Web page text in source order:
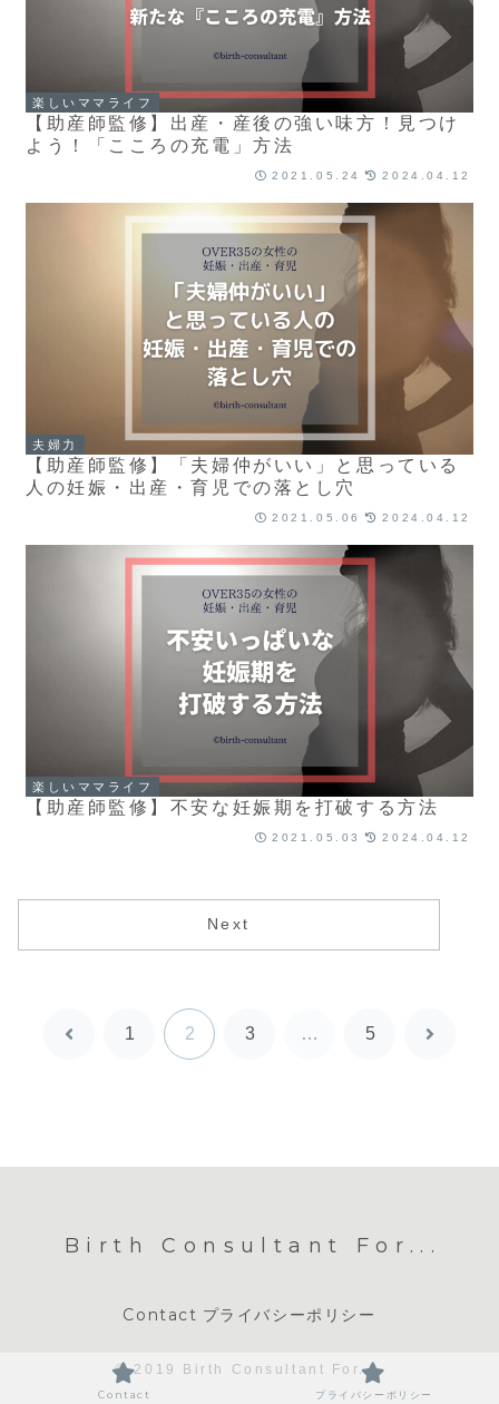
楽しいママライフ
【助産師監修】出産・産後の強い味方！見つけ
よう！「こころの充電」方法
2021.05.24 2024.04.12
夫婦力
【助産師監修】「夫婦仲がいい」と思っている
人の妊娠・出産・育児での落とし穴
2021.05.06 2024.04.12
楽しいママライフ
【助産師監修】不安な妊娠期を打破する方法
2021.05.03 2024.04.12
Next
前
1 2 3 … 5
次
Birth Consultant For...
Contact プライバシーポリシー
© 2019 Birth Consultant For....
Contact プライバシーポリシー